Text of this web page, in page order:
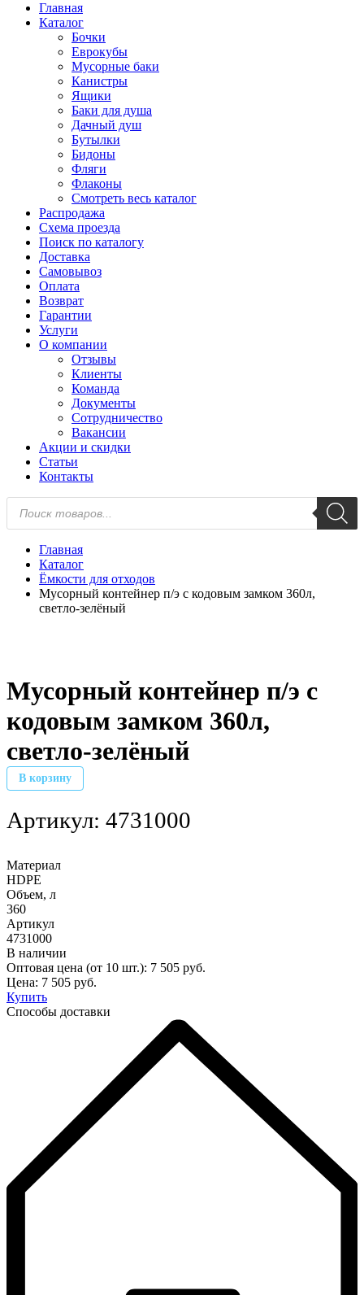
Главная
Каталог
Бочки
Еврокубы
Мусорные баки
Канистры
Ящики
Баки для душа
Дачный душ
Бутылки
Бидоны
Фляги
Флаконы
Смотреть весь каталог
Распродажа
Схема проезда
Поиск по каталогу
Доставка
Самовывоз
Оплата
Возврат
Гарантии
Услуги
О компании
Отзывы
Клиенты
Команда
Документы
Сотрудничество
Вакансии
Акции и скидки
Статьи
Контакты
Поиск
товаров
Главная
Каталог
Ёмкости для отходов
Мусорный контейнер п/э с кодовым замком 360л,
светло-зелёный
Мусорный контейнер п/э с
кодовым замком 360л,
светло-зелёный
В корзину
Артикул: 4731000
Материал
HDPE
Объем, л
360
Артикул
4731000
В наличии
Оптовая цена (от 10 шт.): 7 505 руб.
Цена: 7 505 руб.
Купить
Способы доставки